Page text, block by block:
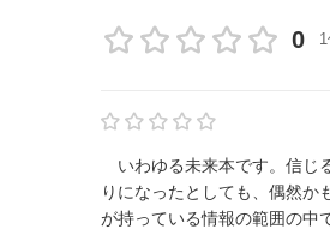
0
いわゆる未来本です。信じ
りになったとしても、偶然
が持っている情報の範囲の中